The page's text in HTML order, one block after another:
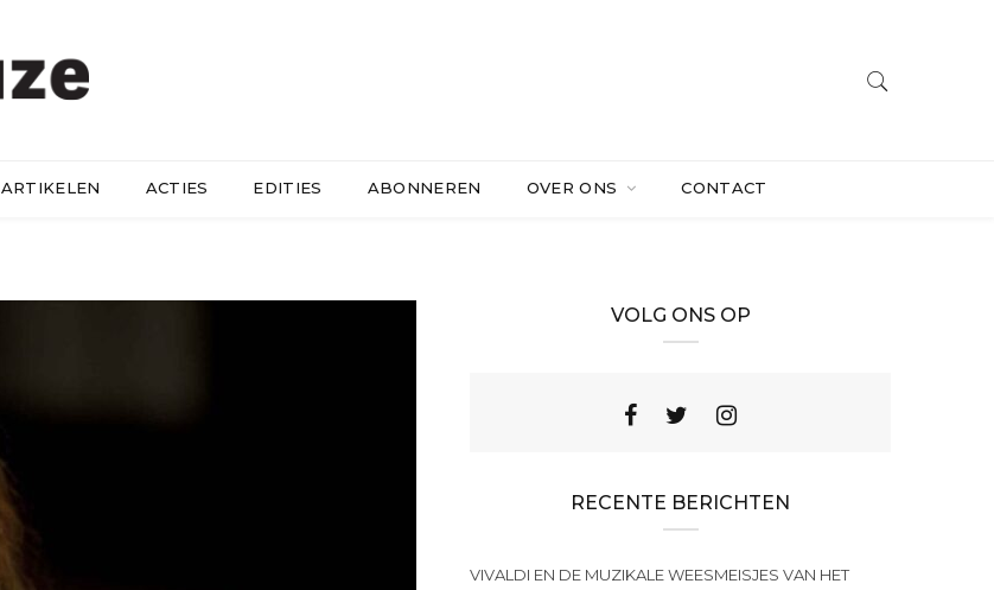
ARTIKELEN ACTIES EDITIES ABONNEREN OVER ONS CONTACT
VOLG ONS OP
RECENTE BERICHTEN
VIVALDI EN DE MUZIKALE WEESMEISJES VAN HET